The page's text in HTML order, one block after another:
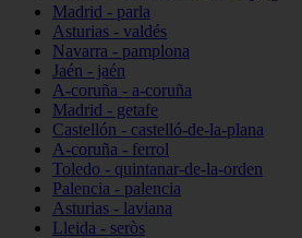
Madrid - parla
Asturias - valdés
Navarra - pamplona
Jaén - jaén
A-coruña - a-coruña
Madrid - getafe
Castellón - castelló-de-la-plana
A-coruña - ferrol
Toledo - quintanar-de-la-orden
Palencia - palencia
Asturias - laviana
Lleida - seròs